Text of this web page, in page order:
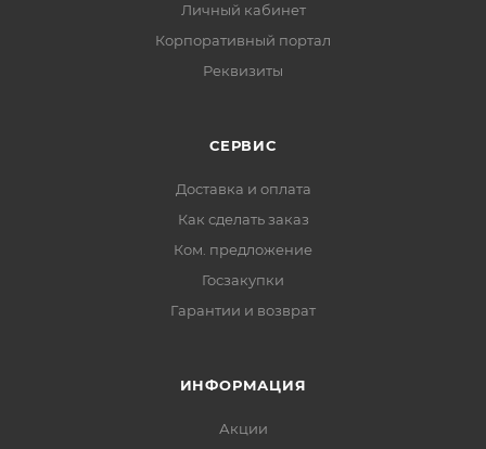
Личный кабинет
Корпоративный портал
Реквизиты
СЕРВИС
Доставка и оплата
Как сделать заказ
Ком. предложение
Госзакупки
Гарантии и возврат
ИНФОРМАЦИЯ
Акции